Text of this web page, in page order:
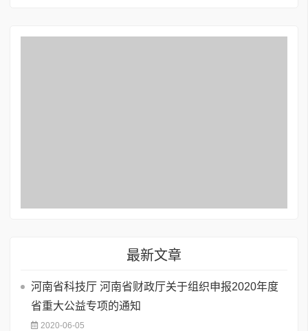
最新文章
河南省科技厅 河南省财政厅关于组织申报2020年度
省重大公益专项的通知
2020-06-05